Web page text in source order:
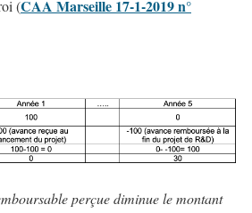
(CAA Marseille 17-1-2019 n°
perçue diminue le montant